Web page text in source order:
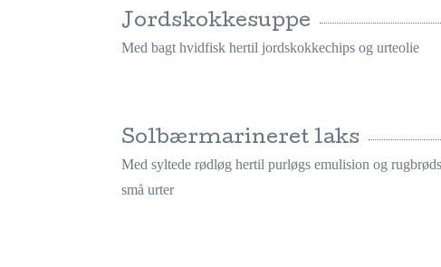
Jordskokkesuppe
Med bagt hvidfisk hertil jordskokkechips og urteolie
Solbærmarineret laks
Med syltede rødløg hertil purløgs emulision og
små urter